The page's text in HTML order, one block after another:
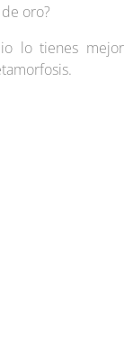
oro?
lo tienes mejor